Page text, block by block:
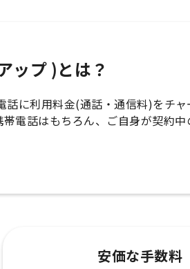
ップ )とは？
に利用料金(通話・通信料)をチャ
電話はもちろん、ご自身が契約中
安価な手数料